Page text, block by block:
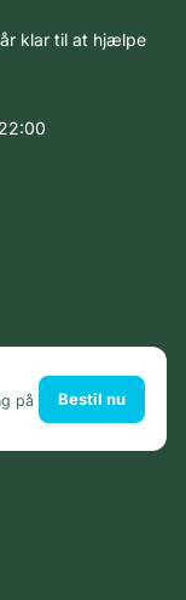
klar til at hjælpe
på
Bestil nu